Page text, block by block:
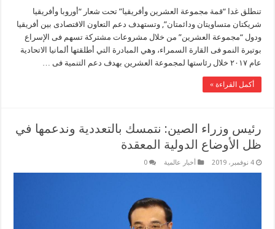
تنطلق غدا “قمة مجموعة العشرين وأفريقيا” تحت شعار “أوروبا وأفريقيا
شريكتان متساويتان ودائمتان”, وتستهدف دعم التعاون الاقتصادى بين أفريقيا
ودول “مجموعة العشرين” من خلال مشروعات مشتركة تسهم فى الإسراع
بوتيرة النمو فى القارة السمراء، وهي المبادرة التي أطلقتها ألمانيا الاتحادية
عام ٢٠١٧ خلال رئاستها لمجموعة العشرين بهدف دعم التنمية فى …
أكمل القراءة »
رئيس وزراء الصين: نتمسك بالتعددية وندعمها في
ظل الأوضاع الدولية المعقدة
4 نوفمبر، 2019 أخبار عالمية 0